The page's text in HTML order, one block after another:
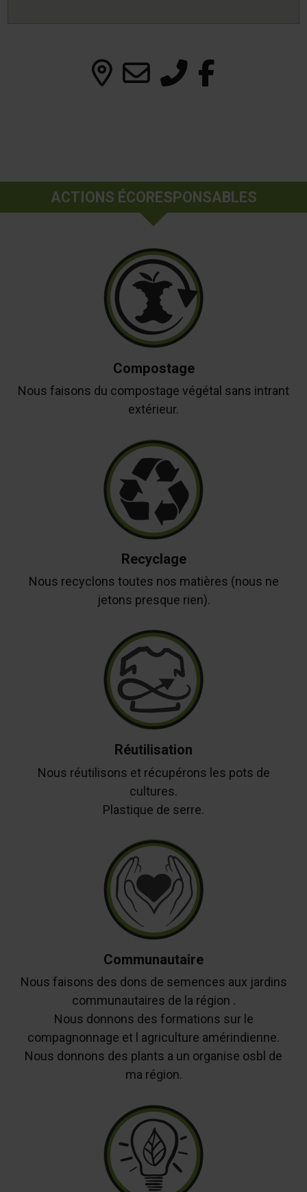
ACTIONS ÉCORESPONSABLES
Compostage
Nous faisons du compostage végétal sans intrant
extérieur.
Recyclage
Nous recyclons toutes nos matières (nous ne
jetons presque rien).
Réutilisation
Nous réutilisons et récupérons les pots de
cultures.
Plastique de serre.
Communautaire
Nous faisons des dons de semences aux jardins
communautaires de la région .
Nous donnons des formations sur le
compagnonnage et l agriculture amérindienne.
Nous donnons des plants a un organise osbl de
ma région.